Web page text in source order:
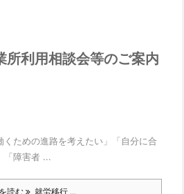
所利用相談会等のご案内
くための進路を考えたい」「自分に合
「障害者 ...
読む 就労移行 ...